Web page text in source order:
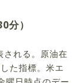
分）
される。原油在
た指標。米エ